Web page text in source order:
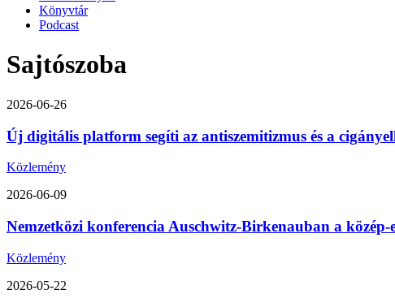
Könyvtár
Podcast
Sajtószoba
2026-06-26
Új digitális platform segíti az antiszemitizmus és a
Közlemény
2026-06-09
Nemzetközi konferencia Auschwitz-Birkenauban a közép-
Közlemény
2026-05-22